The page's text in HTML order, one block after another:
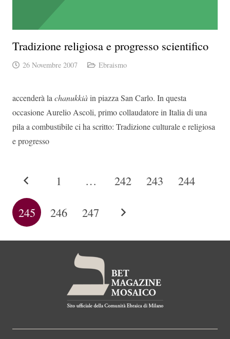
Tradizione religiosa e progresso scientifico
26 Novembre 2007 Ebraismo
accenderà la chanukkiàin piazza San Carlo. In questa
occasione Aurelio Ascoli, primo collaudatore in Italia di una
pila a combustibile ci ha scritto: Tradizione culturale e religiosa
e progresso
1 … 242 243 244
245 246 247